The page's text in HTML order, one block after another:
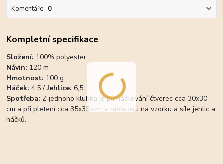
Komentáře 0
Kompletní specifikace
Složení: 100% polyester
Návin: 120 m
Hmotnost: 100 g
Háček: 4,5 /Jehlice: 6,5
Spotřeba: Z jednoho klubka je při háčkování čtverec cca 30x30
cm a při pletení cca 35x35 cm, v závislosti na vzorku a síle jehlic a
háčků.